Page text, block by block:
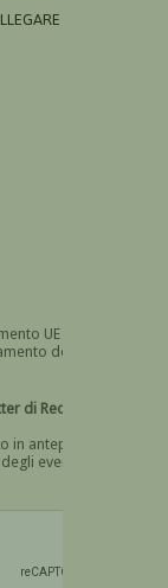
AL
UE n.
il consenso
in anteprima
eventi